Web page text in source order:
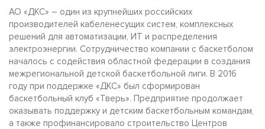
АО «ДКС» – один из крупнейших российских
производителей кабеленесущих систем, комплексных
решений для автоматизации, ИТ и распределения
электроэнергии. Сотрудничество компании с баскетболом
началось с содействия областной федерации в создания
межрегиональной детской баскетбольной лиги. В 2016
году при поддержке «ДКС» был сформирован
баскетбольный клуб «Тверь». Предприятие продолжает
оказывать поддержку и детским баскетбольным командам,
а также профинансировало строительство Центров